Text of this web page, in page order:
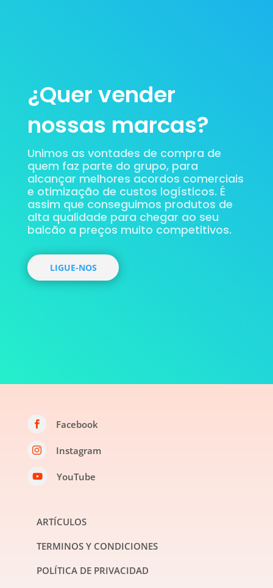
¿Quer vender
nossas marcas?
Unimos as vontades de compra de
quem faz parte do grupo, para
alcançar melhores acordos comerciais
e otimização de custos logísticos. É
assim que conseguimos produtos de
alta qualidade para chegar ao seu
balcão a preços muito competitivos.
LIGUE-NOS
 Facebook
 Instagram
 YouTube
ARTÍCULOS
TERMINOS Y CONDICIONES
POLÍTICA DE PRIVACIDAD